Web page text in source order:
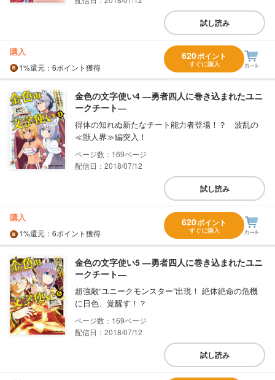
試し読み
購入
1%還元 ：6ポイント獲得
620ポイント
すぐに購入
金色の文字使い4 ―勇者四人に巻き込まれたユニ
ークチート―
得体の知れぬ新たなチート能力者登場！？ 波乱の
≪獣人界≫編突入！
169
配信日：2018/07/12
試し読み
購入
1%還元 ：6ポイント獲得
620ポイント
すぐに購入
金色の文字使い5 ―勇者四人に巻き込まれたユニ
ークチート―
超強敵“ユニークモンスター”出現！ 絶体絶命の危機
に日色、覚醒す！？
169
配信日：2018/07/12
試し読み